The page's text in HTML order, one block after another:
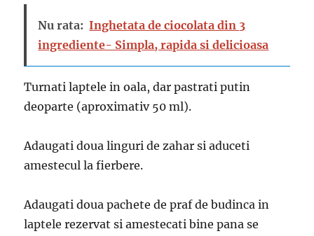
Nu rata: Inghetata de ciocolata din 3
ingrediente- Simpla, rapida si delicioasa
Turnati laptele in oala, dar pastrati putin
deoparte (aproximativ 50 ml).
Adaugati doua linguri de zahar si aduceti
amestecul la fierbere.
Adaugati doua pachete de praf de budinca in
laptele rezervat si amestecati bine pana se